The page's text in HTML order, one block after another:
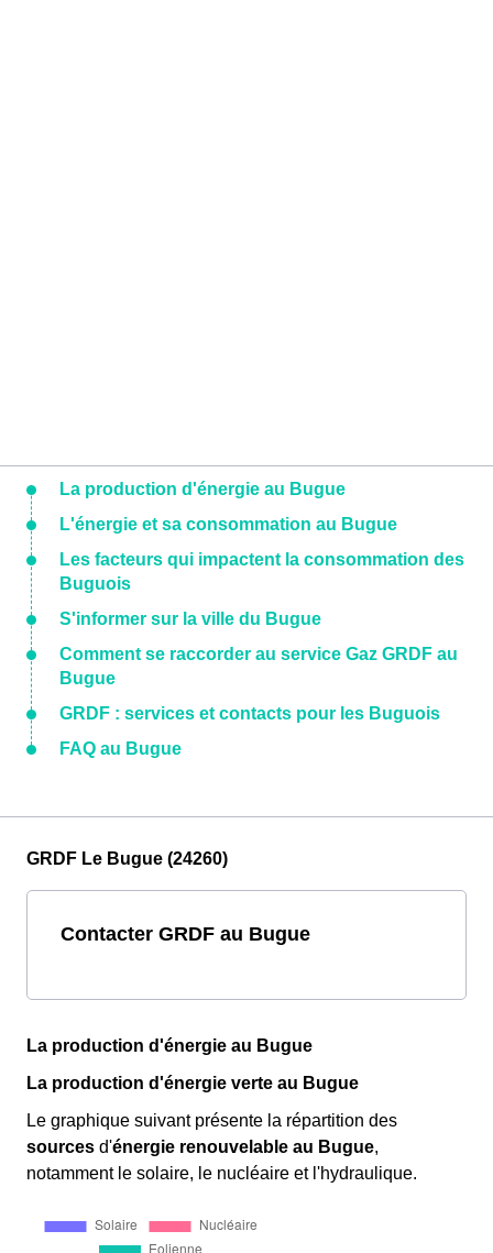
La production d'énergie au Bugue
L'énergie et sa consommation au Bugue
Les facteurs qui impactent la consommation des
Buguois
S'informer sur la ville du Bugue
Comment se raccorder au service Gaz GRDF au
Bugue
GRDF : services et contacts pour les Buguois
FAQ au Bugue
GRDF Le Bugue (24260)
Contacter GRDF au Bugue
La production d'énergie au Bugue
La production d'énergie verte au Bugue
Le graphique suivant présente la répartition des
sources d'énergie renouvelable au Bugue,
notamment le solaire, le nucléaire et l'hydraulique.